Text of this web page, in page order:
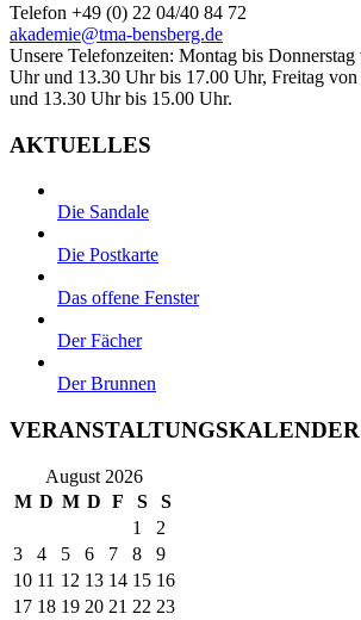
Telefon +49 (0) 22 04/40 84 72
akademie@tma-bensberg.de
Unsere Telefonzeiten: Montag bis
Uhr und 13.30 Uhr bis 17.00 Uhr, Freitag
und 13.30 Uhr bis 15.00 Uhr.
AKTUELLES
Die Sandale
Die Postkarte
Das offene Fenster
Der Fächer
Der Brunnen
VERANSTALTUNGSKALENDER
August 2026
M D M D F S S
1
2
3
4 5 6 7 8
9
10 11 12 13 14 15 16
17 18 19 20 21 22 23